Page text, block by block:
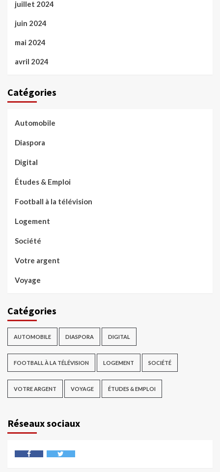
juillet 2024
juin 2024
mai 2024
avril 2024
Catégories
Automobile
Diaspora
Digital
Études & Emploi
Football à la télévision
Logement
Société
Votre argent
Voyage
Catégories
AUTOMOBILE DIASPORA DIGITAL
FOOTBALL À LA TÉLÉVISION LOGEMENT SOCIÉTÉ
VOTRE ARGENT VOYAGE ÉTUDES & EMPLOI
Réseaux sociaux